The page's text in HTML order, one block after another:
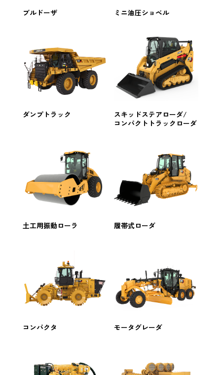
日本キャタピラーについて知る
日本キャタピラーを数字で見る
Our Staff
Work Environment
Recruitment
募集要項
FAQ
ブルドーザ ミニ油圧ショベル
ダンプトラック
スキッドステアローダ/
コンパクトトラックローダ
土工用振動ローラ 履帯式ローダ
コンパクタ モータグレーダ